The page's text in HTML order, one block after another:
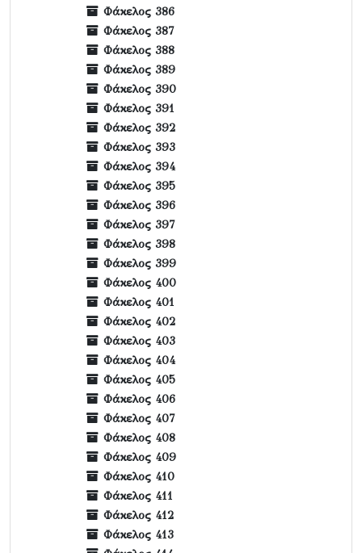
Φάκελος 386
Φάκελος 387
Φάκελος 388
Φάκελος 389
Φάκελος 390
Φάκελος 391
Φάκελος 392
Φάκελος 393
Φάκελος 394
Φάκελος 395
Φάκελος 396
Φάκελος 397
Φάκελος 398
Φάκελος 399
Φάκελος 400
Φάκελος 401
Φάκελος 402
Φάκελος 403
Φάκελος 404
Φάκελος 405
Φάκελος 406
Φάκελος 407
Φάκελος 408
Φάκελος 409
Φάκελος 410
Φάκελος 411
Φάκελος 412
Φάκελος 413